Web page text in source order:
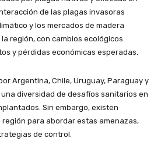
de las plagas invasoras
y los mercados de madera
región, con cambios ecológicos
y pérdidas económicas esperadas.
Argentina, Chile, Uruguay, Paraguay y
diversidad de desafíos sanitarios en
Sin embargo, existen
para abordar estas amenazas,
de control.